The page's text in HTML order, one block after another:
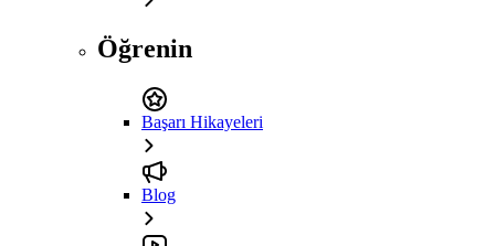
Öğrenin
Başarı Hikayeleri
Blog